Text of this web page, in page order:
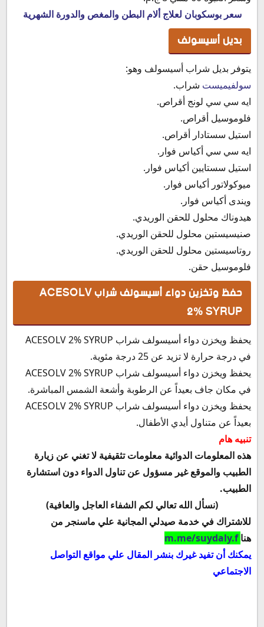
سعر بوسكوبان لعلاج ألام البطن والمغص والدورة الشهرية
بديل أسيسولف
يتوفر بديل شراب أسيسولف وهو:
سولفيميست شراب.
ايه سي سي لونج أقراص.
فلوموسيل أقراص.
استيل سستادار أقراص.
ايه سي سي أكياس فوار.
استيل سستايين أكياس فوار.
ميوكولاتور أكياس فوار.
ويندى أكياس فوار.
هيدوناك محلول للحقن الوريدي.
صنيسيستين محلول للحقن الوريدي.
روتاسيستين محلول للحقن الوريدي.
فلوموسيل حقن.
حفظ وتخزين دواء أسيسولف شراب ACESOLV
2% SYRUP
يحفظ ويخزن دواء أسيسولف شراب ACESOLV 2% SYRUP
في درجة حرارة لا تزيد عن 25 درجة مئوية.
يحفظ ويخزن دواء أسيسولف شراب ACESOLV 2% SYRUP
في مكان جاف بعيداً عن الرطوبة وأشعة الشمس المباشرة.
يحفظ ويخزن دواء أسيسولف شراب ACESOLV 2% SYRUP
بعيداً عن متناول أيدي الأطفال.
تنبيه هام
هذه المعلومات الدوائية معلومات تثقيفية لا تغني عن زيارة
الطبيب والموقع غير مسؤول عن تناول الدواء دون استشارة
الطبيب.
(نسأل الله تعالي لكم الشفاء العاجل والعافية)
للاشتراك في خدمة صيدلي المجانية علي ماسنجر من
هنا m.me/suydaly.f
يمكنك أن تفيد غيرك بنشر المقال علي مواقع التواصل
الاجتماعي